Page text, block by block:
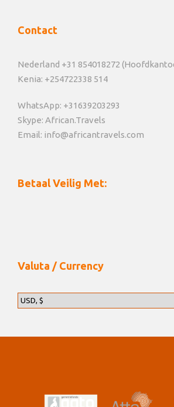
Contact
Nederland +31 854018272
Kenia: +254722338 514
WhatsApp: +31639203293
Skype: African.Travels
Email: info@africantravels.com
Betaal Veilig Met:
Valuta / Currency